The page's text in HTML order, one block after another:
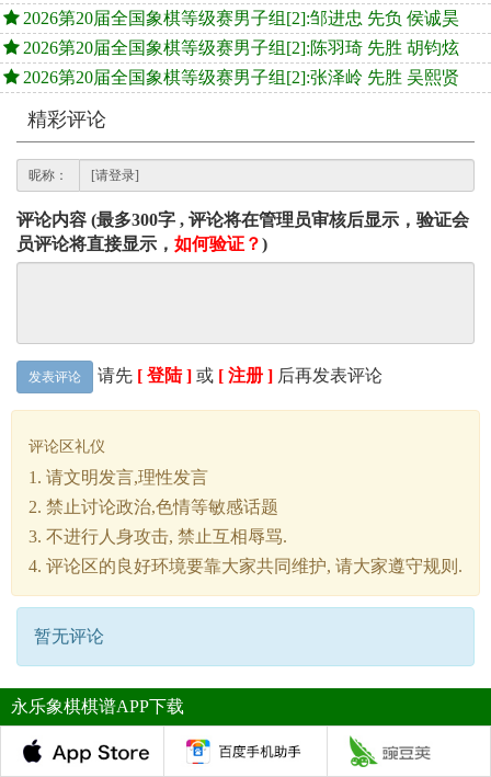
2026第20届全国象棋等级赛男子组[2]:邹进忠 先负 侯诚昊
2026第20届全国象棋等级赛男子组[2]:陈羽琦 先胜 胡钧炫
2026第20届全国象棋等级赛男子组[2]:张泽岭 先胜 吴熙贤
精彩评论
昵称：
评论内容 (最多300字 , 评论将在管理员审核后显示，验证会
员评论将直接显示， 如何验证？)
发表评论 请先 [ 登陆 ] 或 [ 注册 ] 后再发表评论
评论区礼仪
1. 请文明发言,理性发言
2. 禁止讨论政治,色情等敏感话题
3. 不进行人身攻击, 禁止互相辱骂.
4. 评论区的良好环境要靠大家共同维护, 请大家遵守规则.
暂无评论
永乐象棋棋谱APP下载